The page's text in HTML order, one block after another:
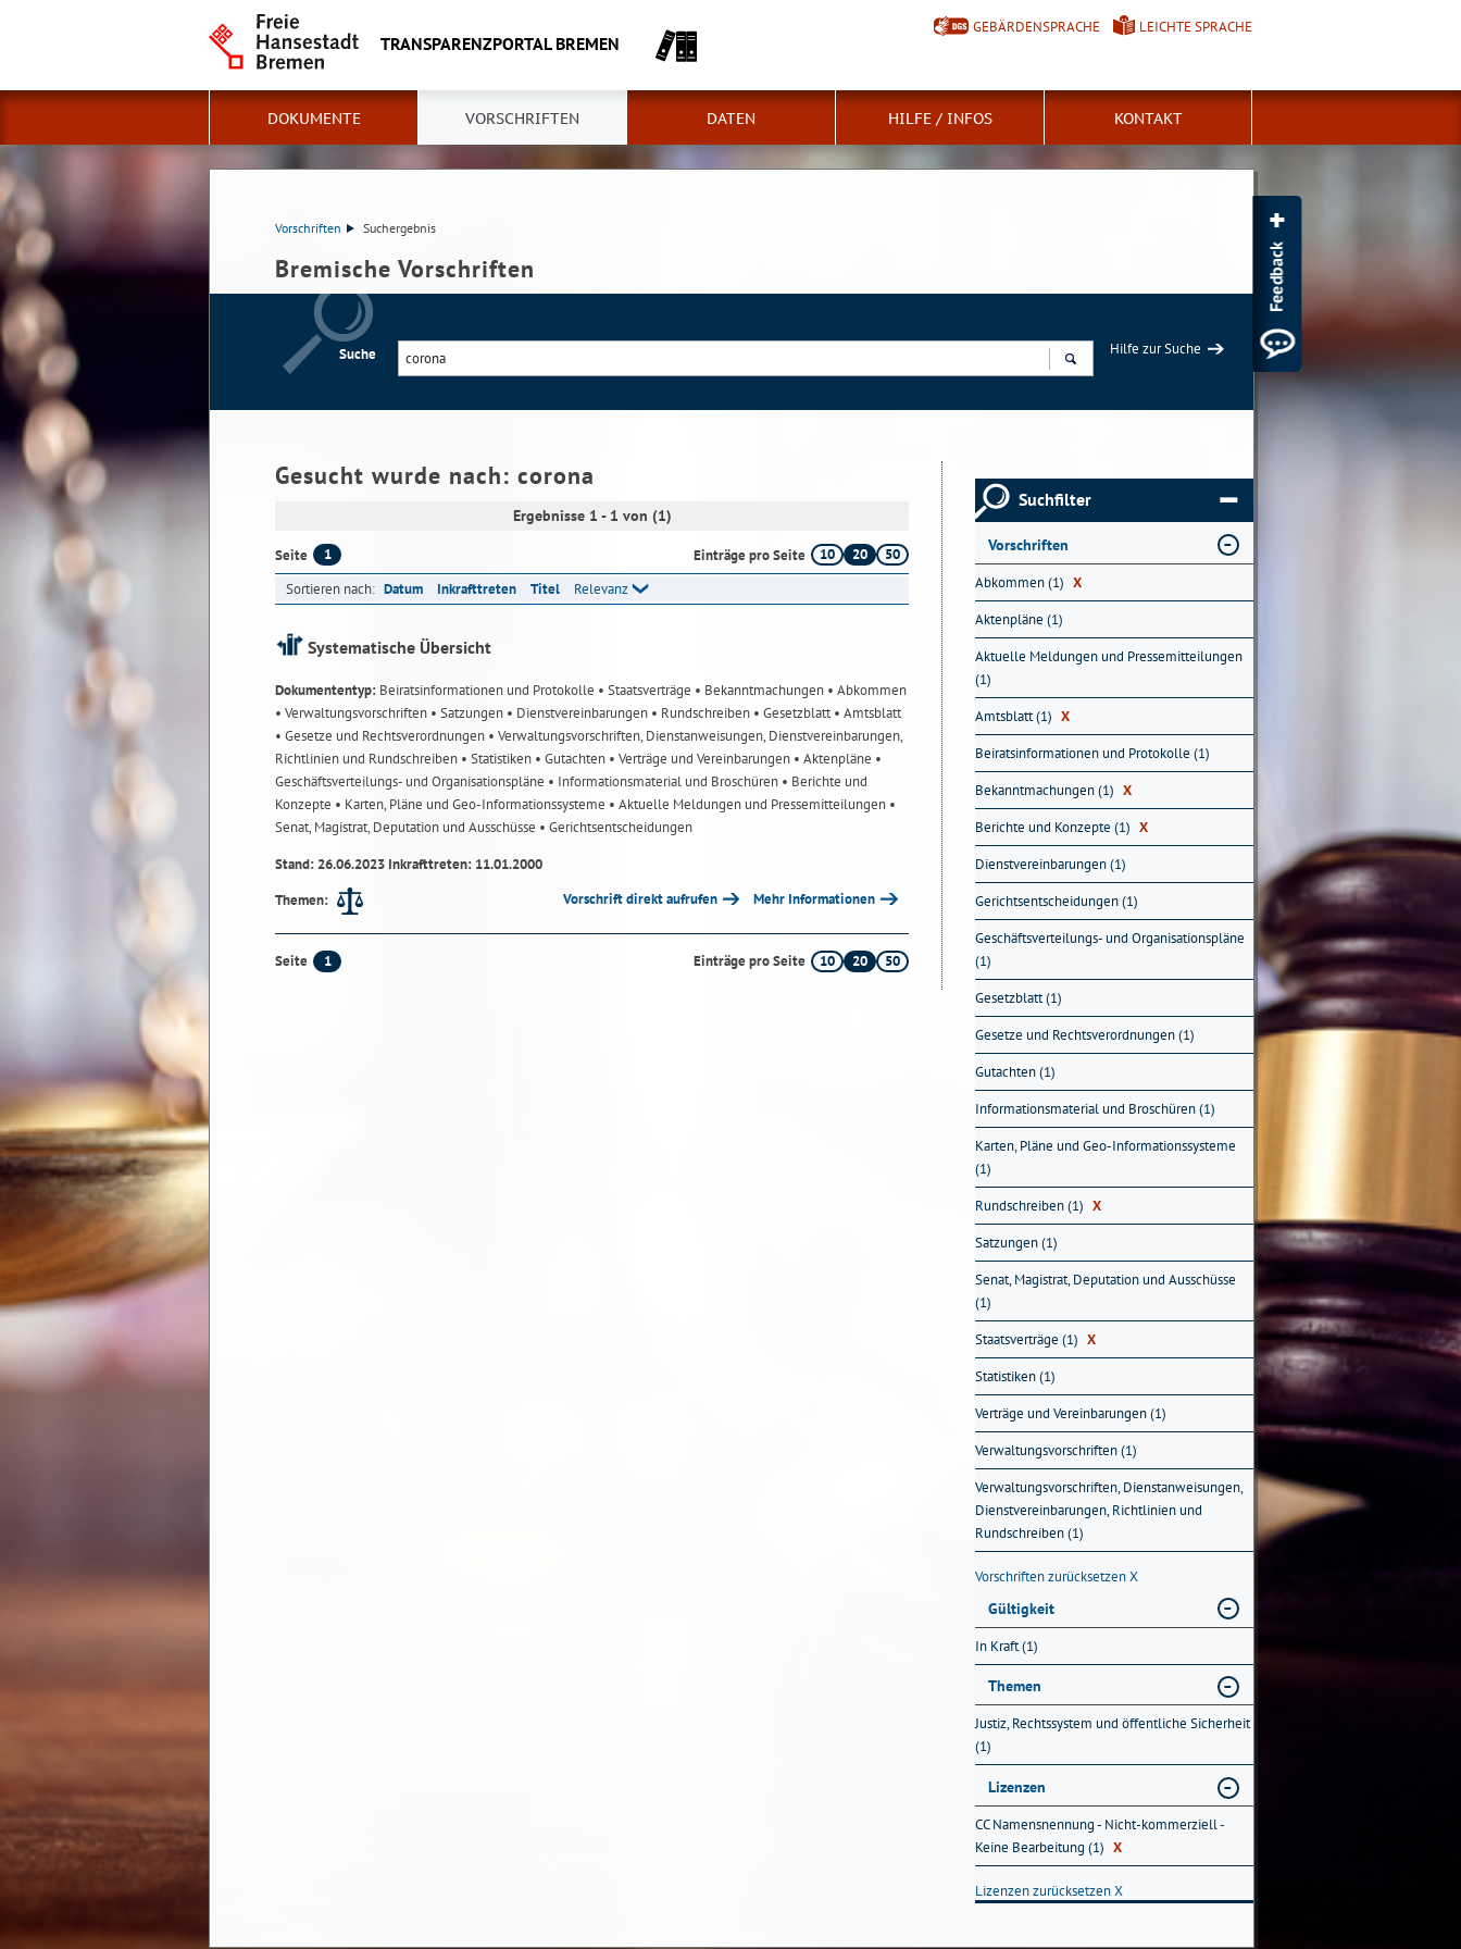
TRANSPARENZPORTAL BREMEN
GEBÄRDENSPRACHE LEICHTE SPRACHE
DOKUMENTE VORSCHRIFTEN DATEN HILFE / INFOS KONTAKT
Vorschriften Suchergebnis
Bremische Vorschriften
Suche
Hilfe zur Suche
Gesucht wurde nach: corona
Ergebnisse 1 - 1 von (1)
Seite 1 Einträge pro Seite 10 20
50
Sortieren nach: Datum Inkrafttreten Titel Relevanz
Systematische Übersicht
Dokumententyp: Beiratsinformationen und Protokolle • Staatsverträge • Bekanntmachungen • Abkommen
• Verwaltungsvorschriften • Satzungen • Dienstvereinbarungen • Rundschreiben • Gesetzblatt• Amtsblatt
• Gesetze und Rechtsverordnungen • Verwaltungsvorschriften, Dienstanweisungen, Dienstvereinbarungen,
Richtlinien und Rundschreiben • Statistiken • Gutachten • Verträge und Vereinbarungen • Aktenpläne •
Geschäftsverteilungs- und Organisationspläne • Informationsmaterial und Broschüren • Berichte und
Konzepte • Karten, Pläne und Geo-Informationssysteme • Aktuelle Meldungen und Pressemitteilungen •
Senat, Magistrat, Deputation und Ausschüsse • Gerichtsentscheidungen
Stand: 26.06.2023 Inkrafttreten: 11.01.2000
Themen:
Vorschrift direkt aufrufen Mehr Informationen
Seite 1 Einträge pro Seite 10 20 50
Suchfilter
Vorschriften
Abkommen (1) X
Aktenpläne (1)
Aktuelle Meldungen und Pressemitteilungen
(1)
Amtsblatt (1) X
Beiratsinformationen und Protokolle (1)
Bekanntmachungen (1) X
Berichte und Konzepte (1) X
Dienstvereinbarungen (1)
Gerichtsentscheidungen (1)
Geschäftsverteilungs- und Organisationspläne
(1)
Gesetzblatt (1)
Gesetze und Rechtsverordnungen (1)
Gutachten (1)
Informationsmaterial und Broschüren (1)
Karten, Pläne und Geo-Informationssysteme
(1)
Rundschreiben (1) X
Satzungen (1)
Senat, Magistrat, Deputation und Ausschüsse
(1)
Staatsverträge (1) X
Statistiken (1)
Verträge und Vereinbarungen (1)
Verwaltungsvorschriften (1)
Verwaltungsvorschriften, Dienstanweisungen,
Dienstvereinbarungen, Richtlinien und
Rundschreiben (1)
Vorschriften zurücksetzenX
Gültigkeit
In Kraft (1)
Themen
Justiz, Rechtssystem und öffentliche Sicherheit
(1)
Lizenzen
CC Namensnennung - Nicht-kommerziell -
Keine Bearbeitung (1) X
Lizenzen zurücksetzenX